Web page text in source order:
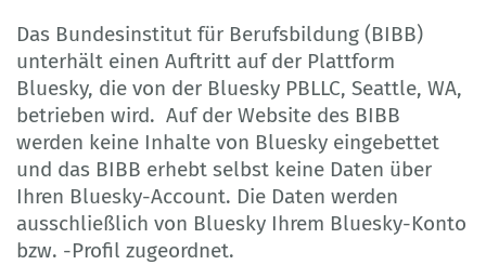
Das Bundesinstitut für Berufsbildung (BIBB)
unterhält einen Auftritt auf der Plattform
Bluesky, die von der Bluesky PBLLC, Seattle, WA,
betrieben wird. Auf der Website des BIBB
werden keine Inhalte von Bluesky eingebettet
und das BIBB erhebt selbst keine Daten über
Ihren Bluesky-Account. Die Daten werden
ausschließlich von Bluesky Ihrem Bluesky-Konto
bzw. -Profil zugeordnet.